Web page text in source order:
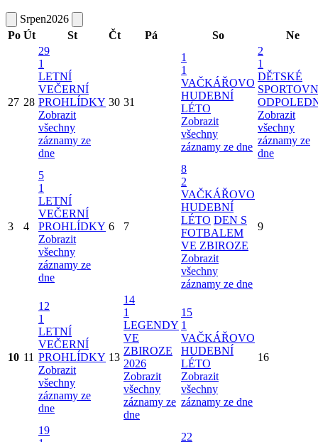
Srpen2026
Po Út St Čt Pá So Ne
27 28
29
1
LETNÍ
VEČERNÍ
PROHLÍDKY
Zobrazit
všechny
záznamy ze
dne
30 31
1
1
VAČKÁŘOVO
HUDEBNÍ
LÉTO
Zobrazit
všechny
záznamy ze dne
2
1
DĚTSKÉ
Zobrazit
všechny
záznamy ze
dne
3 4
5
1
LETNÍ
VEČERNÍ
PROHLÍDKY
Zobrazit
všechny
záznamy ze
dne
6 7
8
2
VAČKÁŘOVO
HUDEBNÍ
LÉTO DEN S
FOTBALEM
VE ZBIROZE
Zobrazit
všechny
záznamy ze dne
9
10 11
12
1
LETNÍ
VEČERNÍ
PROHLÍDKY
Zobrazit
všechny
záznamy ze
dne
13
14
1
LEGENDY
VE
ZBIROZE
2026
Zobrazit
všechny
záznamy ze
dne
15
1
VAČKÁŘOVO
HUDEBNÍ
LÉTO
Zobrazit
všechny
záznamy ze dne
16
19
22